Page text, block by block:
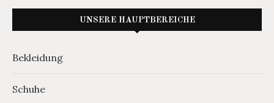
UNSERE HAUPTBEREICHE
Bekleidung
Schuhe